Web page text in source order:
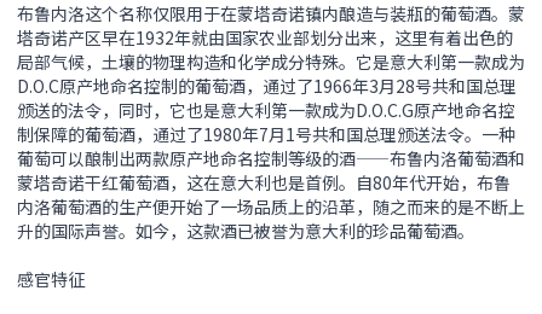
布鲁内洛这个名称仅限用于在蒙塔奇诺镇内酿造与装瓶的葡萄酒。蒙
塔奇诺产区早在1932年就由国家农业部划分出来，这里有着出色的
局部气候，土壤的物理构造和化学成分特殊。它是意大利第一款成为
D.O.C原产地命名控制的葡萄酒，通过了1966年3月28号共和国总理
颁送的法令，同时，它也是意大利第一款成为D.O.C.G原产地命名控
制保障的葡萄酒，通过了1980年7月1号共和国总理颁送法令。一种
葡萄可以酿制出两款原产地命名控制等级的酒——布鲁内洛葡萄酒和
蒙塔奇诺干红葡萄酒，这在意大利也是首例。自80年代开始，布鲁
内洛葡萄酒的生产便开始了一场品质上的沿革，随之而来的是不断上
升的国际声誉。如今，这款酒已被誉为意大利的珍品葡萄酒。
感官特征